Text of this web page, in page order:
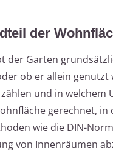
der
der Garten
ob er allein
und in welchem
gerechnet, in
wie die DIN-
von Innenräumen